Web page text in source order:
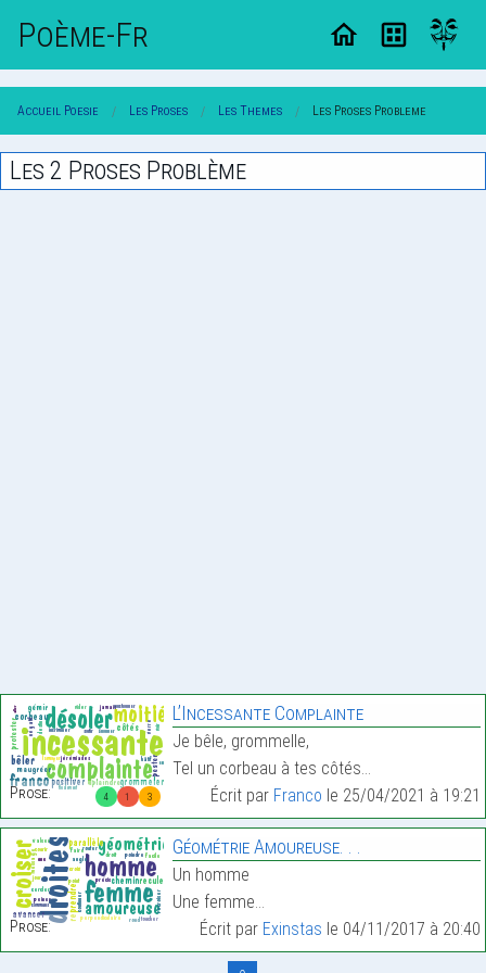
Poème-Fr
Accueil Poesie Les Proses Les Themes Les Proses Probleme
Les 2 Proses Problème
4 1 3
Prose:
L’Incessante Complainte
Je bêle, grommelle,
Tel un corbeau à tes côtés…
Écrit par Franco le 25/04/2021 à 19:21
Prose:
Géométrie Amoureuse. . .
Un homme
Une femme…
Écrit par Exinstas le 04/11/2017 à 20:40